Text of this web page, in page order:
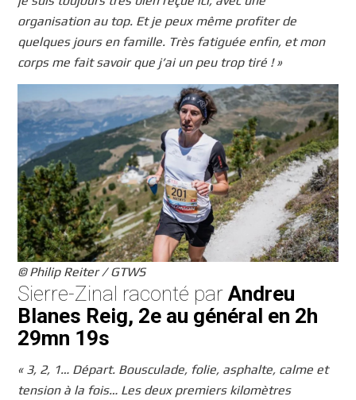
organisation au top. Et je peux même profiter de
quelques jours en famille. Très fatiguée enfin, et mon
corps me fait savoir que j’ai un peu trop tiré ! »
© Philip Reiter / GTWS
Sierre-Zinal raconté parAndreu
Blanes Reig, 2e au général en 2h
29mn 19s
« 3, 2, 1… Départ. Bousculade, folie, asphalte, calme et
tension à la fois… Les deux premiers kilomètres